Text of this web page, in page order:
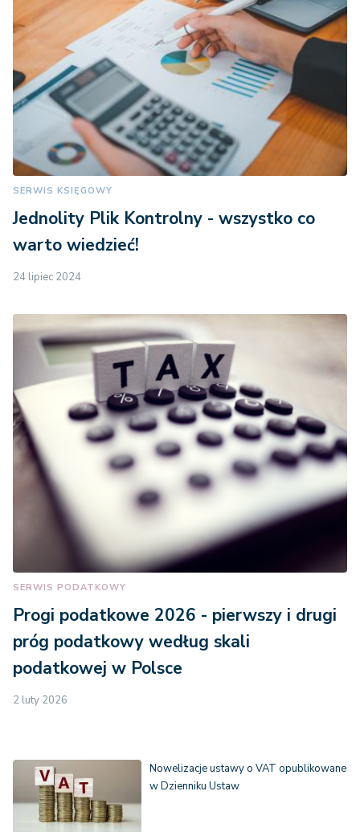
SERWIS KSIĘGOWY
Jednolity Plik Kontrolny - wszystko co
warto wiedzieć!
24 lipiec 2024
SERWIS PODATKOWY
Progi podatkowe 2026 - pierwszy i drugi
próg podatkowy według skali
podatkowej w Polsce
2 luty 2026
Nowelizacje ustawy o VAT opublikowane
w Dzienniku Ustaw